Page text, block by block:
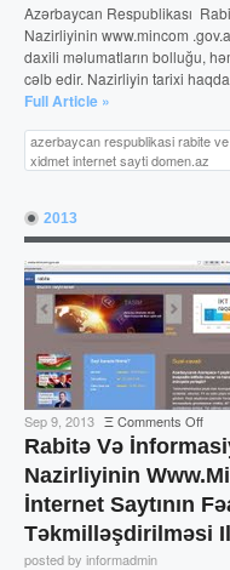
Azərbaycan Respublikası
Nazirliyinin www.mincom
daxili məlumatların bolluğu,
cəlb edir. Nazirliyin tarixi
Full Article »
azerbaycan respublikasi rabite
xidmet internet sayti domen.az
2013
Sep 9, 2013 ΞComments Offon
Rabitə Və
Nazirliyinin
İnternet Saytının
Təkmilləşdirilməsi
posted by informadmin